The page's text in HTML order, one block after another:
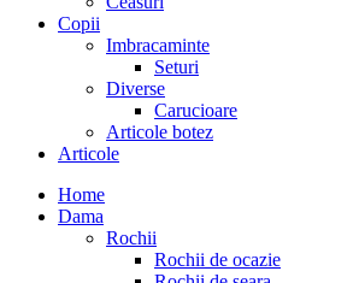
Copii
Imbracaminte
Seturi
Diverse
Carucioare
Articole botez
Articole
Home
Dama
Rochii
Rochii de ocazie